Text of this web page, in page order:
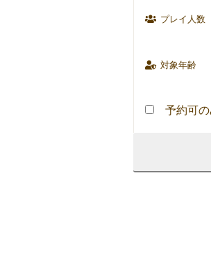
プレイ人数
対象年齢
予約可の